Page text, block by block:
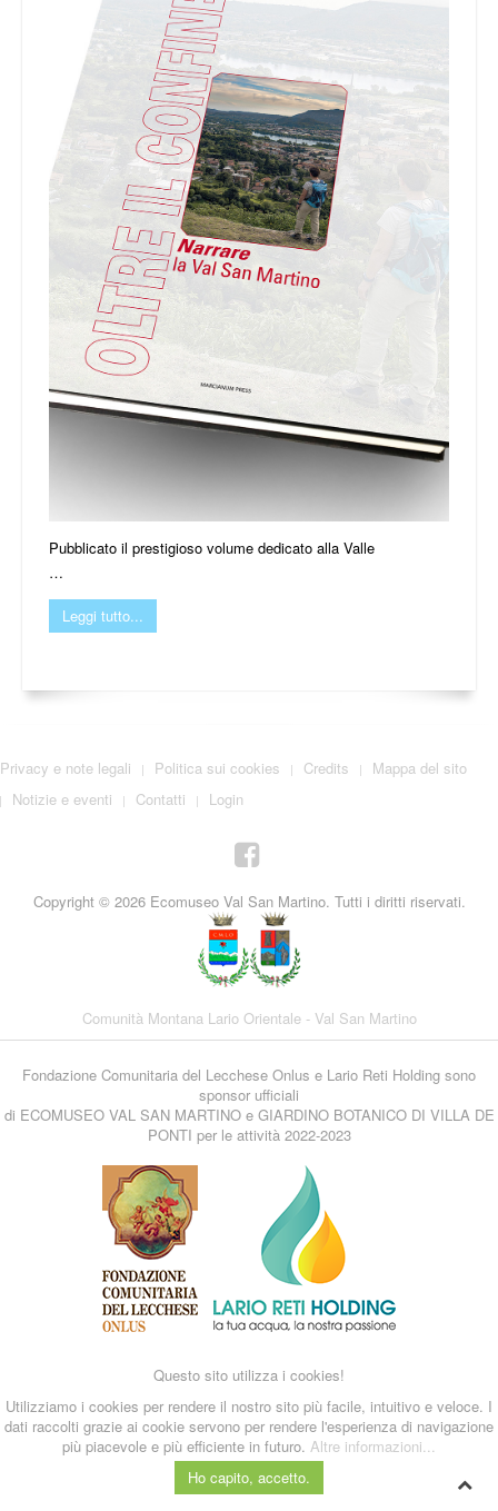
Pubblicato il prestigioso volume dedicato alla Valle
…
Leggi tutto...
Privacy e note legali Politica sui cookies Credits
Mappa del sito
Notizie e eventi
Contatti Login
Copyright © 2026 Ecomuseo Val San Martino. Tutti i diritti riservati.
Comunità Montana Lario Orientale - Val San Martino
Fondazione Comunitaria del Lecchese Onlus e Lario Reti Holding sono
sponsor ufficiali
di ECOMUSEO VAL SAN MARTINO e GIARDINO BOTANICO DI VILLA DE
PONTI per le attività 2022-2023
Questo sito utilizza i cookies!
Utilizziamo i cookies per rendere il nostro sito più facile, intuitivo e veloce. I
dati raccolti grazie ai cookie servono per rendere l'esperienza di navigazione
più piacevole e più efficiente in futuro. Altre informazioni...
Ho capito, accetto.